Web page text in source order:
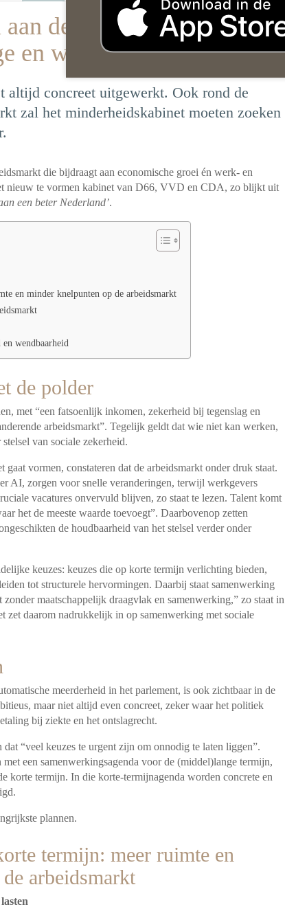
de slag voor een
en wendbare arbeidsmarkt
altijd concreet uitgewerkt. Ook rond de
zal het minderheidskabinet moeten zoeken
die bijdraagt aan economische groei én werk- en
nieuw te vormen kabinet van D66, VVD en CDA, zo blijkt uit
een beter Nederland’.
en minder knelpunten op de arbeidsmarkt
wendbaarheid
de polder
met “een fatsoenlijk inkomen, zekerheid bij tegenslag en
arbeidsmarkt”. Tegelijk geldt dat wie niet kan werken,
van sociale zekerheid.
vormen, constateren dat de arbeidsmarkt onder druk staat.
AI, zorgen voor snelle veranderingen, terwijl werkgevers
vacatures onvervuld blijven, zo staat te lezen. Talent komt
het de meeste waarde toevoegt”. Daarbovenop zetten
de houdbaarheid van het stelsel verder onder
keuzes: keuzes die op korte termijn verlichting bieden,
tot structurele hervormingen. Daarbij staat samenwerking
maatschappelijk draagvlak en samenwerking,” zo staat in
zet daarom nadrukkelijk in op samenwerking met sociale
meerderheid in het parlement, is ook zichtbaar in de
maar niet altijd even concreet, zeker waar het politiek
bij ziekte en het ontslagrecht.
“veel keuzes te urgent zijn om onnodig te laten liggen”.
een samenwerkingsagenda voor de (middel)lange termijn,
korte termijn. In die korte-termijnagenda worden concrete en
plannen.
termijn: meer ruimte en
arbeidsmarkt